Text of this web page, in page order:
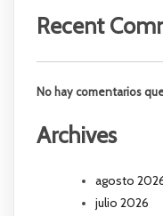
Recent
No hay comentarios
Archives
agosto
julio 2026